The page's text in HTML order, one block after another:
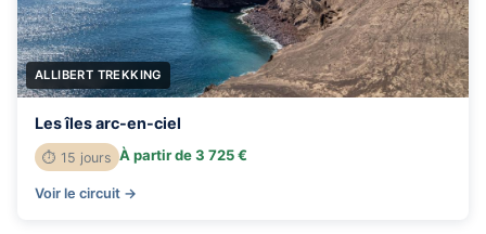
ALLIBERT TREKKING
Les îles arc-en-ciel
⏱ 15 jours À partir de 3 725 €
Voir le circuit →